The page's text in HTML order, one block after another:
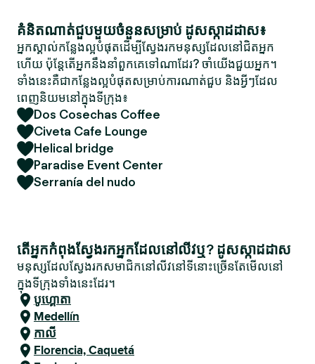
គំនិតណាត់ជួបមួយចំនួនសម្រាប់ ដូសស្កាដដាស៖
អ្នកស្គាល់កន្លែងល្អបំផុតដើម្បីស្វែងរកមនុស្សដែលនៅជិតអ្នក
ហើយ ប៉ុន្តែតើអ្នកនឹងនាំពួកគេទៅណាដែរ? ចាំយើងជួយអ្នក។
ទាំងនេះគឺជាកន្លែងល្អបំផុតសម្រាប់ការណាត់ជួប និងអ្វីៗដែល
ពេញនិយមនៅក្នុងទីក្រុង៖
Dos Cosechas Coffee
Civeta Cafe Lounge
Helical bridge
Paradise Event Center
Serranía del nudo
តើអ្នកកំពុងស្វែងរកអ្នកដែលនៅលីវឬ? ដូសស្កាដដាស
មនុស្សដែលស្វែងរកសមាជិកនៅលីវនៅទីនោះច្រើនតែមើលនៅ
ក្នុងទីក្រុងទាំងនេះដែរ។
បូហ្គោតា
Medellín
កាលី
Florencia, Caquetá